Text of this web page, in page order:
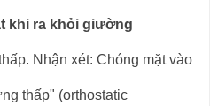
khi ra khỏi giường
Nhận xét: Chóng mặt vào
thấp" (orthostatic